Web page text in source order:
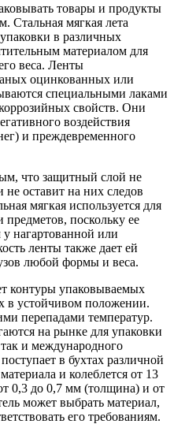
товары и продукты
Стальная мягкая лета
в различных
материалом для
веса. Ленты
оцинкованных или
специальными лаками
свойств. Они
воздействия
и преждевременного
что защитный слой не
оставит на них следов
мягкая используется для
поскольку ее
нагартованной или
ленты также дает ей
любой формы и веса.
контуры упаковываемых
в устойчивом положении.
перепадами температур.
на рынке для упаковки
и международного
в бухтах различной
и колеблется от 13
0,3 до 0,7 мм (толщина) и от
может выбрать материал,
его требованиям.